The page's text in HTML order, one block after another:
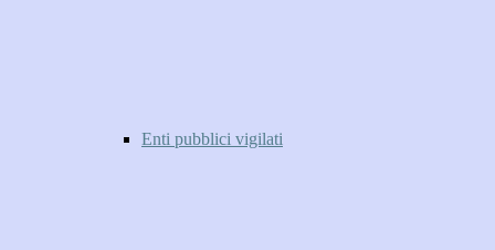
Enti pubblici vigilati